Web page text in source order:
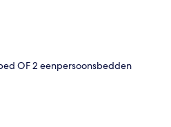
OF 2 eenpersoonsbedden